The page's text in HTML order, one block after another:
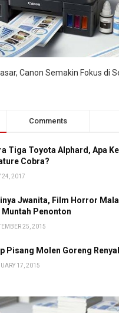
Canon Semakin Fokus di
Comments
Tiga Toyota Alphard, Apa
Cobra?
24, 2017
Jwanita, Film Horror
Muntah Penonton
25, 2015
Pisang Molen Goreng
17, 2015